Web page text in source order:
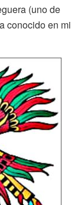
(uno de
conocido en mi